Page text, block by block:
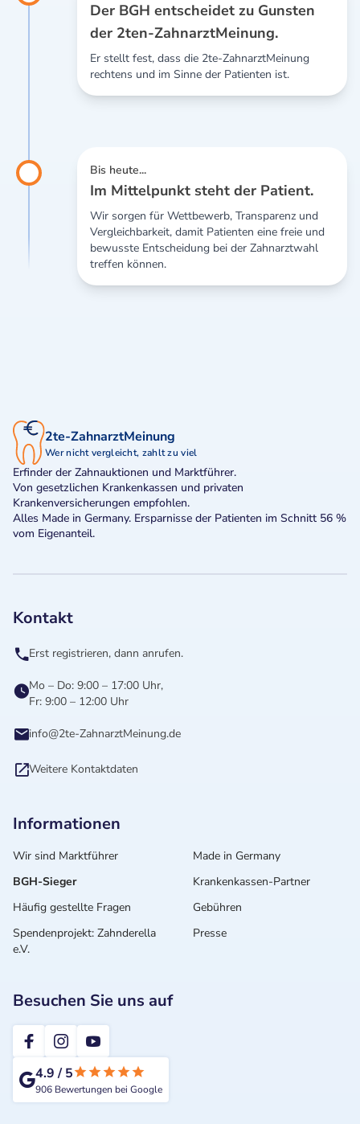
Der BGH entscheidet zu Gunsten
der 2ten-ZahnarztMeinung.
Er stellt fest, dass die 2te-ZahnarztMeinung
rechtens und im Sinne der Patienten ist.
Bis heute...
Im Mittelpunkt steht der Patient.
Wir sorgen für Wettbewerb, Transparenz und
Vergleichbarkeit, damit Patienten eine freie und
bewusste Entscheidung bei der Zahnarztwahl
treffen können.
2te-ZahnarztMeinung
Wer nicht vergleicht, zahlt zu viel
Erfinder der Zahnauktionen und Marktführer.
Von gesetzlichen Krankenkassen und privaten
Krankenversicherungen empfohlen.
Alles Made in Germany. Ersparnisse der Patienten im Schnitt 56 %
vom Eigenanteil.
Kontakt
Erst registrieren, dann anrufen.
Mo – Do: 9:00 – 17:00 Uhr,
Fr: 9:00 – 12:00 Uhr
info@2te-ZahnarztMeinung.de
Weitere Kontaktdaten
Informationen
Wir sind Marktführer
Made in Germany
BGH-Sieger
Krankenkassen-Partner
Häufig gestellte Fragen
Gebühren
Spendenprojekt: Zahnderella
e.V.
Presse
Besuchen Sie uns auf
2te-ZahnarztMeinung
4.9/5
906 Bewertungen bei Google